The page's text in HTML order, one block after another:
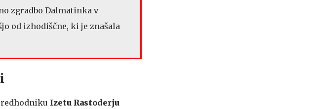
zgradbo Dalmatinka v
od izhodiščne, ki je znašala
Izetu Rastoderju